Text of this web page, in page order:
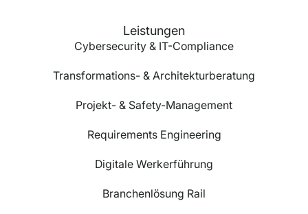
Leistungen
Cybersecurity & IT-Compliance
Transformations- & Architekturberatung
Projekt- & Safety-Management
Requirements Engineering
Digitale Werkerführung
Branchenlösung Rail